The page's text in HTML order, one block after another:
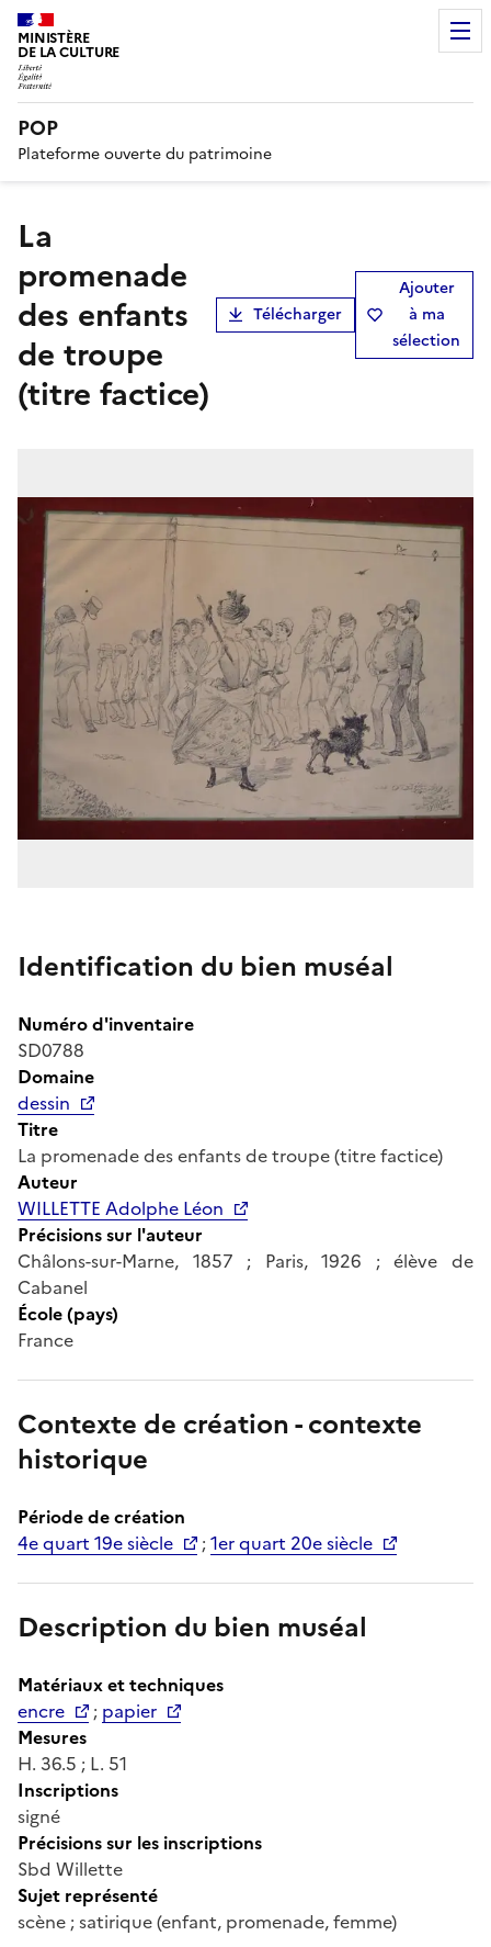
MINISTÈRE
DE LA CULTURE
POP
Plateforme ouverte du patrimoine
La
promenade
des enfants
de troupe
(titre factice)
Télécharger
Ajouter
à ma
sélection
Identification du bien muséal
Numéro d'inventaire
SD0788
Domaine
dessin
Titre
La promenade des enfants de troupe (titre factice)
Auteur
WILLETTE Adolphe Léon
Précisions sur l'auteur
Châlons-sur-Marne, 1857 ; Paris, 1926 ; élève de
Cabanel
École (pays)
France
Contexte de création - contexte
historique
Période de création
4e quart 19e siècle
;1er quart 20e siècle
Description du bien muséal
Matériaux et techniques
encre
; papier
Mesures
H. 36.5 ; L. 51
Inscriptions
signé
Précisions sur les inscriptions
Sbd Willette
Sujet représenté
scène ; satirique (enfant, promenade, femme)